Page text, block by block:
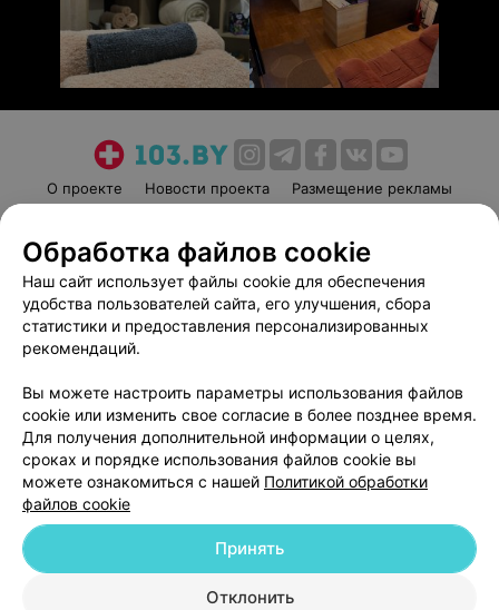
О проекте Новости проекта
Размещение рекламы
Пользовательское соглашение
Способы оплаты
Вакансии
Партнеры
Написать руководителю 103.by
Обработка персональных данных
© 2026 ООО «Артокс Лаб», УНП 191700409 | 220012, Республика Беларусь,
Обработка файлов cookie
Наш сайт использует файлы cookie для обеспечения
удобства пользователей сайта, его улучшения, сбора
статистики и предоставления персонализированных
рекомендаций.
Вы можете настроить параметры использования файлов
cookie или изменить свое согласие в более позднее время.
Для получения дополнительной информации о целях,
сроках и порядке использования файлов cookie вы
можете ознакомиться с нашей Политикой обработки
файлов cookie
Отклонить
Принять